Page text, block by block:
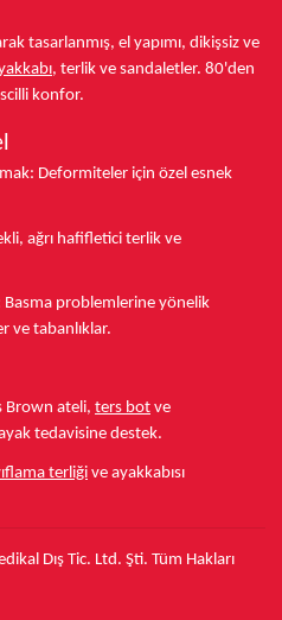
tasarlanmış, el yapımı, dikişsiz ve
, terlik ve sandaletler. 80'den
konfor.
Deformiteler için özel esnek
ağrı hafifletici terlik ve
Basma problemlerine yönelik
ve tabanlıklar.
Brown ateli, ters bot ve
tedavisine destek.
terliği ve ayakkabısı
Dış Tic. Ltd. Şti. Tüm Hakları